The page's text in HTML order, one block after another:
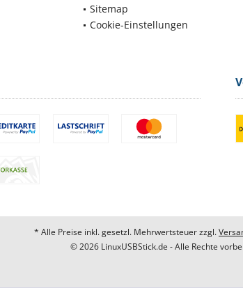
Sitemap
Cookie-Einstellungen
* Alle Preise inkl. gesetzl. Mehrwertsteuer zzgl.
© 2026 LinuxUSBStick.de - Alle Rechte